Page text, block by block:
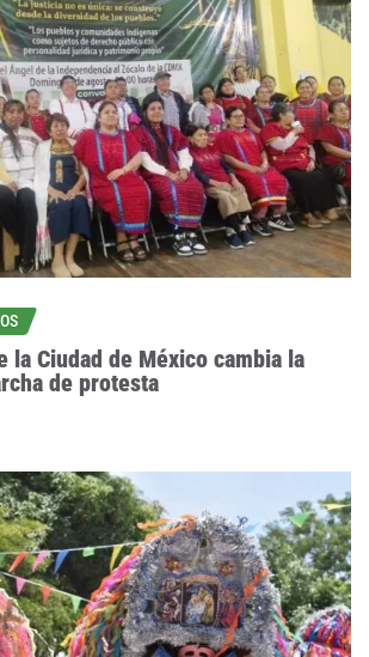
la Ciudad de México cambia la
de protesta